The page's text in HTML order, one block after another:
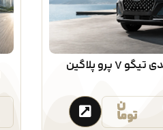
اطلاعیه فروش نقدی تیگو ۷ پرو پلاگین